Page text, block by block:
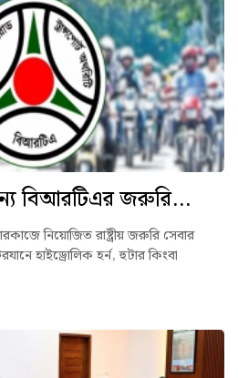
বিআরটিএর জরুরি...
নিয়োজিত রাষ্ট্রীয় জরুরি সেবার
হাইড্রোলিক হর্ন, হুটার কিংবা